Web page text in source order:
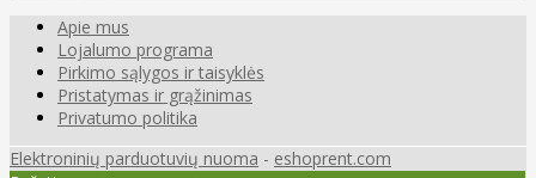
Apie mus
Lojalumo programa
Pirkimo sąlygos ir taisyklės
Pristatymas ir grąžinimas
Privatumo politika
Elektroninių parduotuvių nuoma - eshoprent.com